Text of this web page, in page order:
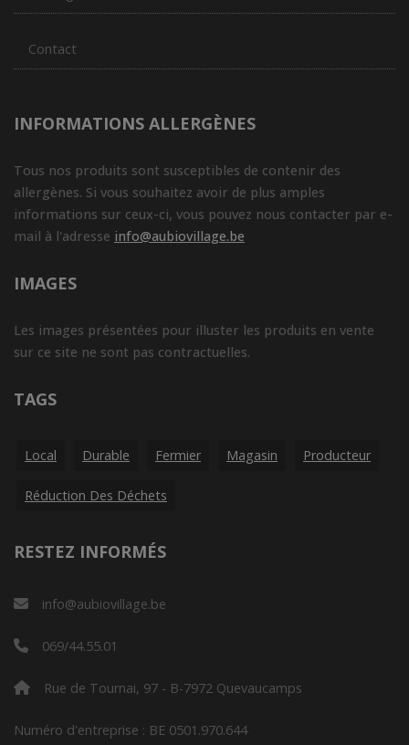
Contact
INFORMATIONS ALLERGÈNES
Tous nos produits sont susceptibles de contenir des
allergènes. Si vous souhaitez avoir de plus amples
informations sur ceux-ci, vous pouvez nous contacter par e-
mail à l'adresse info@aubiovillage.be
IMAGES
Les images présentées pour illuster les produits en vente
sur ce site ne sont pas contractuelles.
TAGS
Local Durable Fermier Magasin Producteur
Réduction Des Déchets
RESTEZ INFORMÉS
info@aubiovillage.be
069/44.55.01
Rue de Tournai, 97 - B-7972 Quevaucamps
Numéro d'entreprise : BE 0501.970.644